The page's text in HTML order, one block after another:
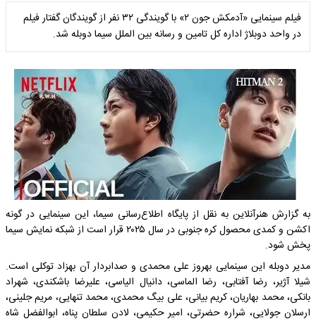
فیلم سینمایی «آدمکش جون ۲» با گویندگی ۳۲ نفر از گویندگان گفتار فیلم
در واحد دوبلاژ اداره کل تامین و رسانه بین الملل سیما دوبله شد.
به گزارش هنرآنلاین به نقل از پایگاه اطلاع‌رسانی سیما، این سینمایی در گونه
اﮐﺸﻦ و ﮐﻤﺪی محصول کره جنوبی در سال ۲۰۲۵ قرار است از شبکه نمایش سیما
پخش شود.
مدیر دوبله این سینمایی بهروز علی محمدی و صدابردار آن بهزاد توکلی است.
شیلا آژیر، رضا آفتابی، رضا الماسی، دانیال الیاسی، علیرضا باشکندی، شهراد
بانکی، محمد بهاریان، کریم بیانی، علی بیگ محمدی، محمد تنهایی، مریم جلینی،
ارسلان جولایی، شراره حضرتی، امیر حکیمی، لادن سلطان پناه، ابوالفضل شاه